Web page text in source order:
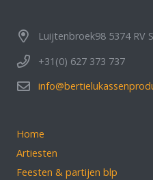
Luijtenbroek98 5374 RV
+31(0) 627 373 737
Home
Artiesten
Feesten & partijen blp